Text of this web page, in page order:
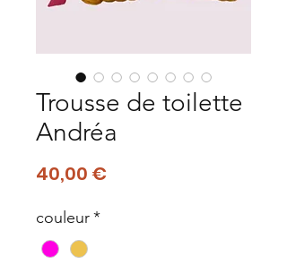
Trousse de toilette
Andréa
40,00 €
couleur*